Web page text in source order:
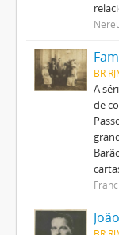
BR
A
de